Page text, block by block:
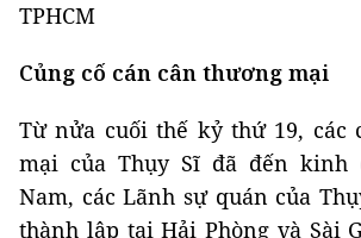
TPHCM
Củng cố cán cân thương mại
Từ nửa cuối thế kỷ thứ 19, các
mại của Thụy Sĩ đã đến kinh
Nam, các Lãnh sự quán của
thành lập tại Hải Phòng và Sài